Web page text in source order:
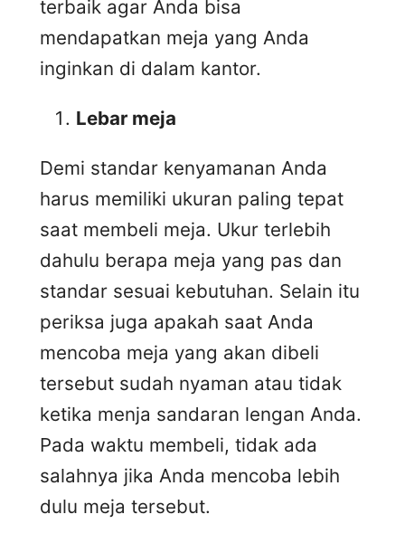
terbaik agar Anda bisa
mendapatkan meja yang Anda
inginkan di dalam kantor.
Lebar meja
Demi standar kenyamanan Anda
harus memiliki ukuran paling tepat
saat membeli meja. Ukur terlebih
dahulu berapa meja yang pas dan
standar sesuai kebutuhan. Selain itu
periksa juga apakah saat Anda
mencoba meja yang akan dibeli
tersebut sudah nyaman atau tidak
ketika menja sandaran lengan Anda.
Pada waktu membeli, tidak ada
salahnya jika Anda mencoba lebih
dulu meja tersebut.